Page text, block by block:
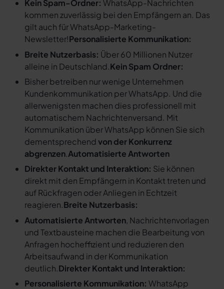
Kein Spam-Ordner: WhatsApp-Nachrichten
kommen zuverlässig bei den Empfängern an. Das
gilt auch für WhatsApp-Marketing-
Newsletter!Personalisierte Kommunikation:
Breite Nutzerbasis: Über 60 Millionen Nutzer
alleine in Deutschland.Kein Spam Ordner:
Bisher betreiben nur wenige Unternehmen
Kundenkommunikation per WhatsApp. Und die
allerwenigsten machen dies professionell mit
automatischem Nachrichtenversand. Mit
Kommunikation über WhatsApp können Sie sich
dementsprechendvon der Konkurrenz
abgrenzen.Automatisierte Antworten
Direkter Kontakt und Interaktion: Sie können
direkt mit den Empfängern in Kontakt treten und
auf Rückfragen oder Anliegen in Echtzeit
reagieren.Breite Nutzerbasis:
Automatisierte Antworten, Nachrichtenvorlagen
und Textbausteine machen die Bearbeitung von
Anfragen hocheffizient und reduzieren den
Arbeitsaufwand in der Kommunikation
deutlich.Direkter Kontakt und Interaktion:
Personalisierte Kommunikation: WhatsApp